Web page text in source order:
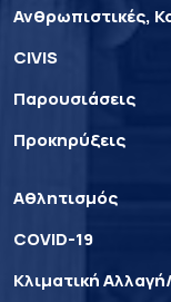
Ανθρωπιστικές,
CIVIS
Παρουσιάσεις
Προκηρύξεις
Αθλητισμός
COVID-19
Κλιματική